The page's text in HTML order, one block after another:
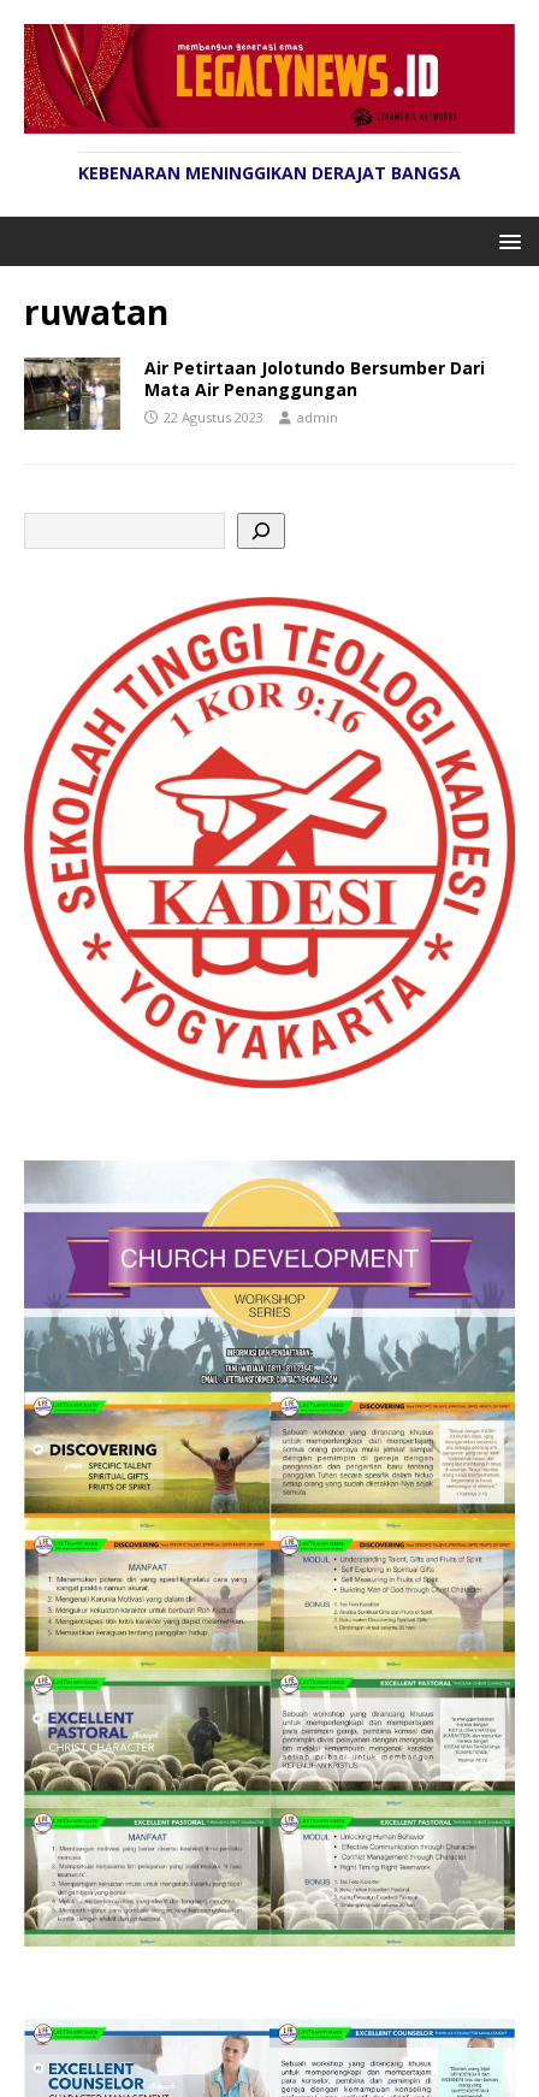
KEBENARAN MENINGGIKAN DERAJAT BANGSA
ruwatan
Air Petirtaan Jolotundo Bersumber Dari
Mata Air Penanggungan
22 Agustus 2023 admin